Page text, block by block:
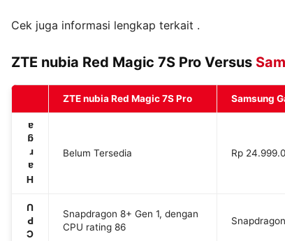
Cek juga informasi lengkap terkait .
ZTE nubia Red Magic 7S Pro Versus
ZTE nubia Red Magic 7S Pro Samsung
H
a
r
g
a
Belum Tersedia Rp
C
P
U
Snapdragon 8+ Gen 1, dengan
CPU rating 86